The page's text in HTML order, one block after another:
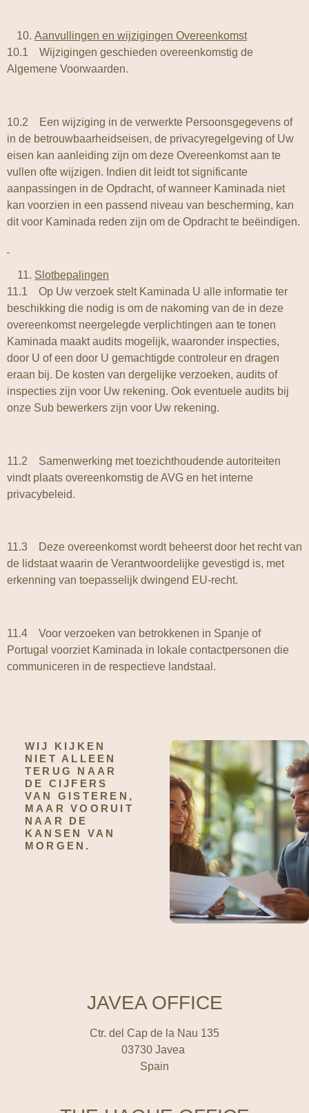
Aanvullingen en wijzigingen Overeenkomst
10.1 Wijzigingen geschieden overeenkomstig de
Algemene Voorwaarden.
10.2 Een wijziging in de verwerkte Persoonsgegevens of
in de betrouwbaarheidseisen, de privacyregelgeving of Uw
eisen kan aanleiding zijn om deze Overeenkomst aan te
vullen ofte wijzigen. Indien dit leidt tot significante
aanpassingen in de Opdracht, of wanneer Kaminada niet
kan voorzien in een passend niveau van bescherming, kan
dit voor Kaminada reden zijn om de Opdracht te beëindigen.
Slotbepalingen
11.1 Op Uw verzoek stelt Kaminada U alle informatie ter
beschikking die nodig is om de nakoming van de in deze
overeenkomst neergelegde verplichtingen aan te tonen
Kaminada maakt audits mogelijk, waaronder inspecties,
door U of een door U gemachtigde controleur en dragen
eraan bij. De kosten van dergelijke verzoeken, audits of
inspecties zijn voor Uw rekening. Ook eventuele audits bij
onze Sub bewerkers zijn voor Uw rekening.
11.2 Samenwerking met toezichthoudende autoriteiten
vindt plaats overeenkomstig de AVG en het interne
privacybeleid.
11.3 Deze overeenkomst wordt beheerst door het recht van
de lidstaat waarin de Verantwoordelijke gevestigd is, met
erkenning van toepasselijk dwingend EU-recht.
11.4 Voor verzoeken van betrokkenen in Spanje of
Portugal voorziet Kaminada in lokale contactpersonen die
communiceren in de respectieve landstaal.
WIJ KIJKEN
NIET ALLEEN
TERUG NAAR
DE CIJFERS
VAN GISTEREN,
MAAR VOORUIT
NAAR DE
KANSEN VAN
MORGEN.
JAVEA OFFICE
Ctr. del Cap de la Nau 135
03730 Javea
Spain